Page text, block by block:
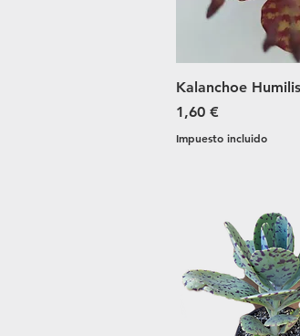
Vista
Kalanchoe
Precio
1,60 €
Impuesto incluido